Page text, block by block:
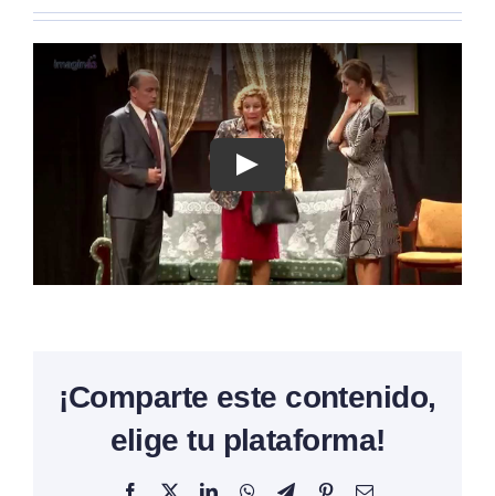
¡Comparte este contenido,
elige tu plataforma!
Facebook
X LinkedInWhatsAppTelegramPinterestCorreo